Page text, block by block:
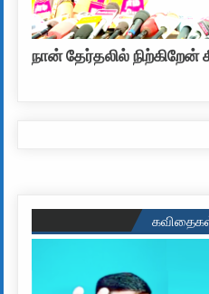
நான் தேர்தலில் நிற்கிறேன்
கவிதைகள்